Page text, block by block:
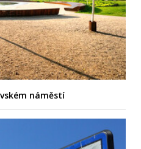
náměstí